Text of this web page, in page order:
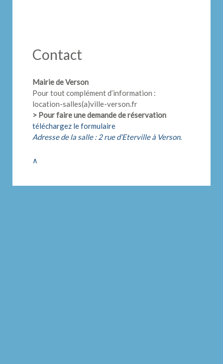
Contact
Mairie de Verson
Pour tout complément d’information :
location-salles(a)ville-verson.fr
> Pour faire une demande de réservation
téléchargez le formulaire
Adresse de la salle : 2 rue d’Eterville à Verson.
∧